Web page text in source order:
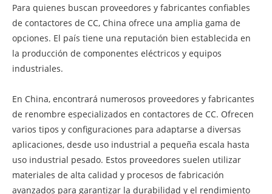
Para quienes buscan proveedores y fabricantes confiables
de contactores de CC, China ofrece una amplia gama de
opciones. El país tiene una reputación bien establecida en
la producción de componentes eléctricos y equipos
industriales.
En China, encontrará numerosos proveedores y fabricantes
de renombre especializados en contactores de CC. Ofrecen
varios tipos y configuraciones para adaptarse a diversas
aplicaciones, desde uso industrial a pequeña escala hasta
uso industrial pesado. Estos proveedores suelen utilizar
materiales de alta calidad y procesos de fabricación
avanzados para garantizar la durabilidad y el rendimiento